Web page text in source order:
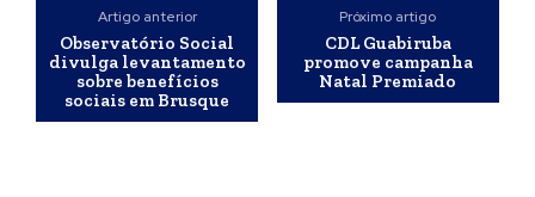
Artigo anterior
Observatório Social
divulga levantamento
sobre benefícios
sociais em Brusque
Próximo artigo
CDL Guabiruba
promove campanha
Natal Premiado